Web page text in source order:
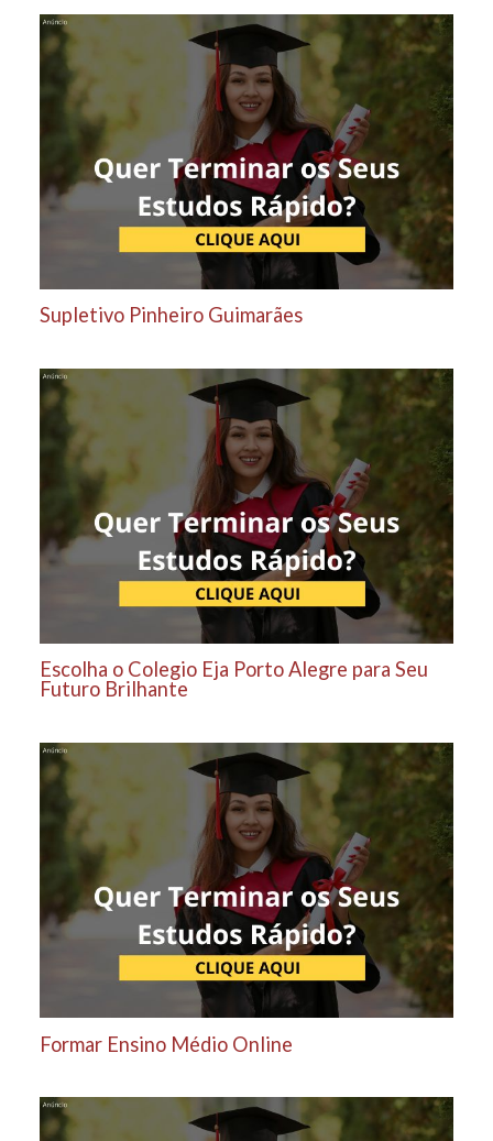
Supletivo Pinheiro Guimarães
Escolha o Colegio Eja Porto Alegre para Seu
Futuro Brilhante
Formar Ensino Médio Online